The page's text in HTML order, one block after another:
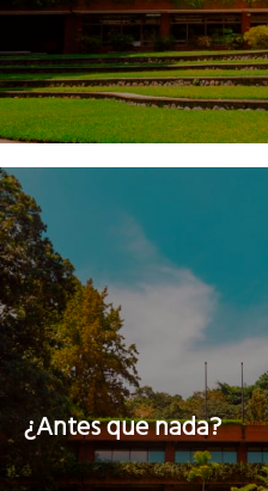
¿Antes que nada?